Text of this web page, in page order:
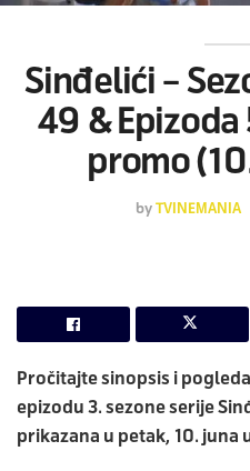
Sinđelići –
49 & Epizoda
promo
by TVINEMANIA
Pročitajte sinopsis i
epizodu 3. sezone serije
prikazana u petak, 10. juna